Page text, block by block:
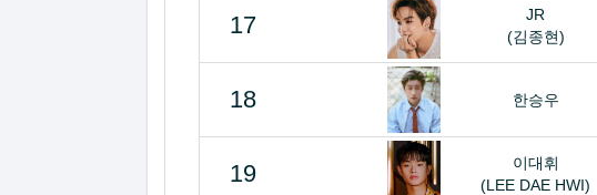
17
JR
(김종현)
18 한승우
19
이대휘
(LEE DAE HWI)